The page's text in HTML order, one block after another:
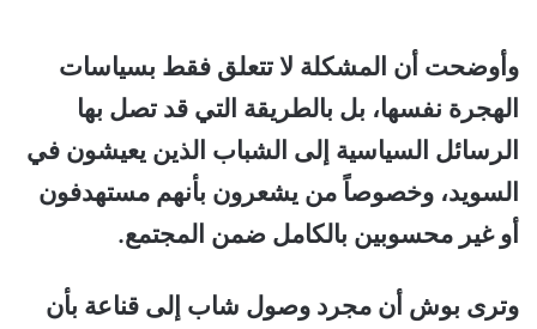
وأوضحت أن المشكلة لا تتعلق فقط بسياسات
الهجرة نفسها، بل بالطريقة التي قد تصل بها
الرسائل السياسية إلى الشباب الذين يعيشون في
السويد، وخصوصاً من يشعرون بأنهم مستهدفون
أو غير محسوبين بالكامل ضمن المجتمع.
وترى بوش أن مجرد وصول شاب إلى قناعة بأن